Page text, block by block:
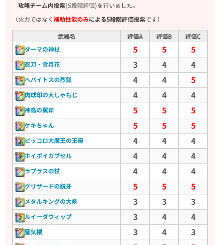
攻略チーム内投票(5段階評価)を行いました。
（火力ではなく補助性能のみによる5段階評価投票です）
武器名 評価A 評価B
評価C
ダーマの神杖
5 5 5
忍刀・雪月花 3 4 4
ヘパイトスの烈鎚 4 4 5
肉球印の大しゃもじ 4 4 4
神鳥の翼斧 5 5 5
ケキちゃん 5 5 5
ピッコロ大魔王の玉座 4 4 4
ホイポイカプセル 4 4 4
ラプラスの杖 4 4 4
グリザードの鋭牙 5 5 5
メタルキングの大剣 3 3 3
ルイーダウィップ 3 4 4
蜃気楼 3 4 3